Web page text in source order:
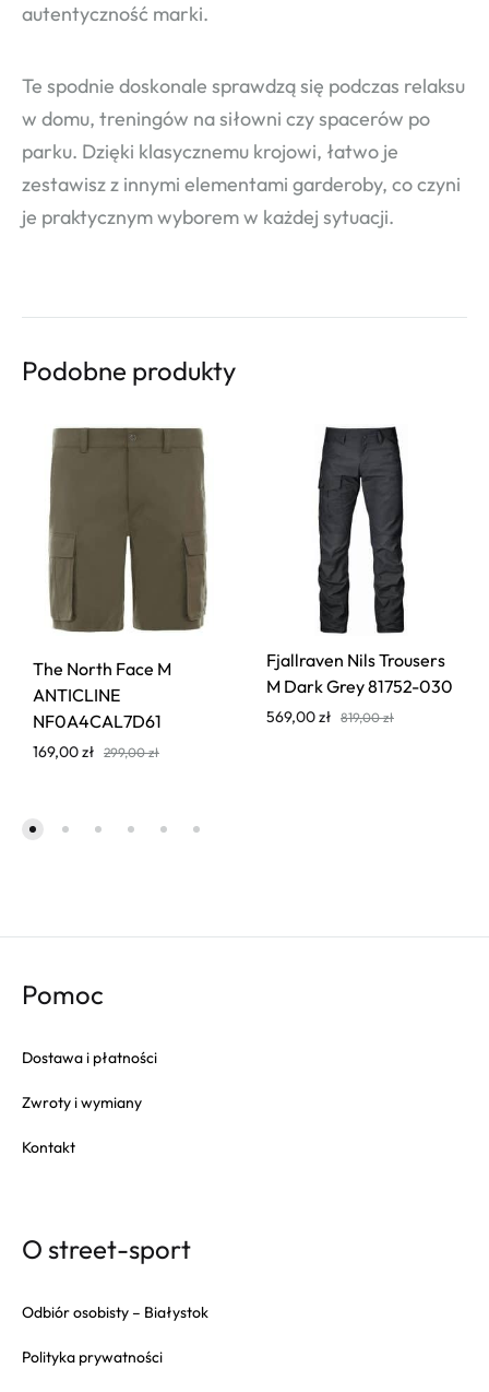
autentyczność marki.
Te spodnie doskonale sprawdzą się podczas relaksu
w domu, treningów na siłowni czy spacerów po
parku. Dzięki klasycznemu krojowi, łatwo je
zestawisz z innymi elementami garderoby, co czyni
je praktycznym wyborem w każdej sytuacji.
Podobne produkty
The North Face M
ANTICLINE
NF0A4CAL7D61
169,00zł 299,00zł
Fjallraven Nils Trousers
M Dark Grey 81752-030
569,00zł 819,00zł
Pomoc
Dostawa i płatności
Zwroty i wymiany
Kontakt
O street-sport
Odbiór osobisty – Białystok
Polityka prywatności